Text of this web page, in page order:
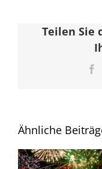
Teilen Sie
Ähnliche